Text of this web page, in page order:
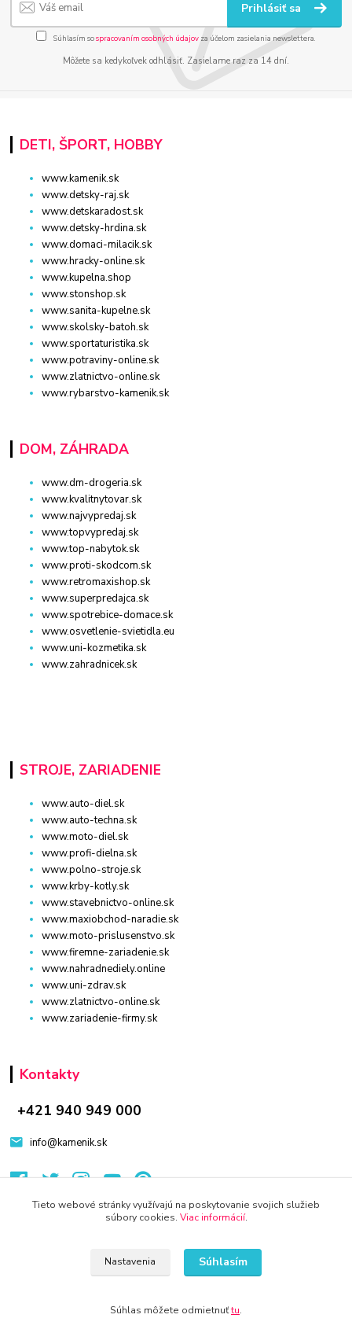
Prihlásiť sa
Súhlasím sospracovaním osobných údajov za účelom zasielania newslettera.
Môžete sa kedykoľvek odhlásiť. Zasielame raz za 14 dní.
DETI, ŠPORT, HOBBY
www.kamenik.sk
www.detsky-raj.sk
www.detskaradost.sk
www.detsky-hrdina.sk
www.domaci-milacik.sk
www.hracky-online.sk
www.kupelna.shop
www.stonshop.sk
www.sanita-kupelne.sk
www.skolsky-batoh.sk
www.sportaturistika.sk
www.potraviny-online.sk
www.zlatnictvo-online.sk
www.rybarstvo-kamenik.sk
DOM, ZÁHRADA
www.dm-drogeria.sk
www.kvalitnytovar.sk
www.najvypredaj.sk
www.topvypredaj.sk
www.top-nabytok.sk
www.proti-skodcom.sk
www.retromaxishop.sk
www.superpredajca.sk
www.spotrebice-domace.sk
www.osvetlenie-svietidla.eu
www.uni-kozmetika.sk
www.zahradnicek.sk
STROJE, ZARIADENIE
www.auto-diel.sk
www.auto-techna.sk
www.moto-diel.sk
www.profi-dielna.sk
www.polno-stroje.sk
www.krby-kotly.sk
www.stavebnictvo-online.sk
www.maxiobchod-naradie.sk
www.moto-prislusenstvo.sk
www.firemne-zariadenie.sk
www.nahradnediely.online
www.uni-zdrav.sk
www.zlatnictvo-online.sk
www.zariadenie-firmy.sk
Kontakty
+421 940 949 000
info@kamenik.sk
© 2024 Všetky práva vyhradené KAMENIK.SK
Tieto webové stránky využívajú na poskytovanie svojich služieb
súbory cookies. Viac informácií.
Nastavenia Súhlasím
Súhlas môžete odmietnuťtu.